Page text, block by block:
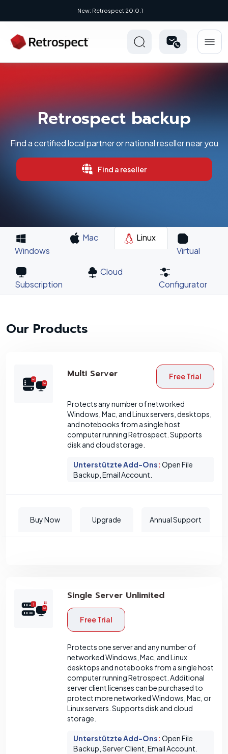
New: Retrospect 20.0.1
Retrospect backup
Find a certified local partner or national reseller near you
Find a reseller
Windows
Mac
Linux
Virtual
Subscription
Cloud
Configurator
Our Products
Multi Server Free Trial
Protects any number of networked
Windows, Mac, and Linux servers, desktops,
and notebooks from a single host
computer running Retrospect. Supports
disk and cloud storage.
Unterstützte Add-Ons: Open File
Backup, Email Account.
Buy Now Upgrade Annual Support
Single Server Unlimited
Free Trial
Protects one server and any number of
networked Windows, Mac, and Linux
desktops and notebooks from a single host
computer running Retrospect. Additional
server client licenses can be purchased to
protect more networked Windows, Mac, or
Linux servers. Supports disk and cloud
storage.
Unterstützte Add-Ons: Open File
Backup, Server Client, Email Account.